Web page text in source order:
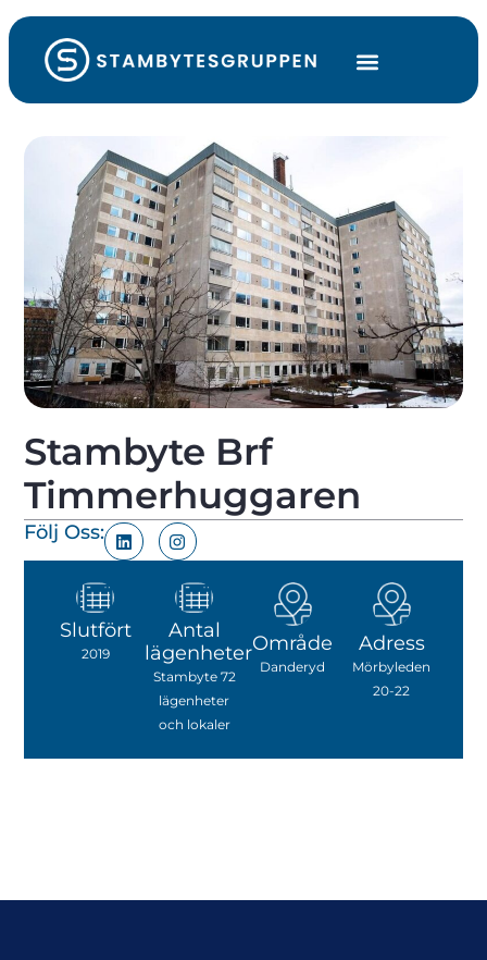
Stambyte Brf
Timmerhuggaren
Följ Oss:
Slutfört
2019
Antal
lägenheter
Stambyte 72
lägenheter
och lokaler
Område
Danderyd
Adress
Mörbyleden
20-22